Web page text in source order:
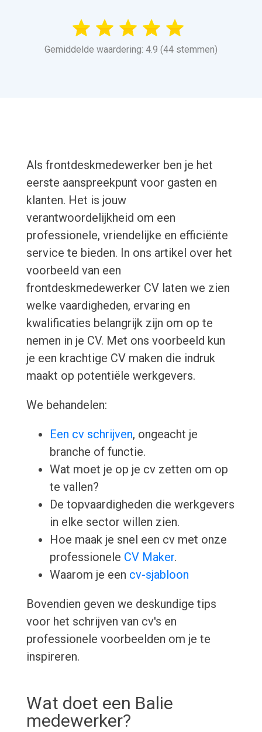
Gemiddelde waardering: 4.9 (44 stemmen)
Als frontdeskmedewerker ben je het
eerste aanspreekpunt voor gasten en
klanten. Het is jouw
verantwoordelijkheid om een
professionele, vriendelijke en efficiënte
service te bieden. In ons artikel over het
voorbeeld van een
frontdeskmedewerker CV laten we zien
welke vaardigheden, ervaring en
kwalificaties belangrijk zijn om op te
nemen in je CV. Met ons voorbeeld kun
je een krachtige CV maken die indruk
maakt op potentiële werkgevers.
We behandelen:
Een cv schrijven, ongeacht je
branche of functie.
Wat moet je op je cv zetten om op
te vallen?
De topvaardigheden die werkgevers
in elke sector willen zien.
Hoe maak je snel een cv met onze
professionele CV Maker.
Waarom je een cv-sjabloon
Bovendien geven we deskundige tips
voor het schrijven van cv's en
professionele voorbeelden om je te
inspireren.
Wat doet een Balie
medewerker?